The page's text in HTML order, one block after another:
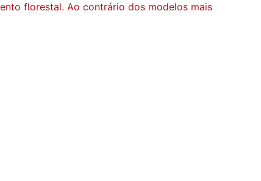
florestal. Ao contrário dos modelos mais